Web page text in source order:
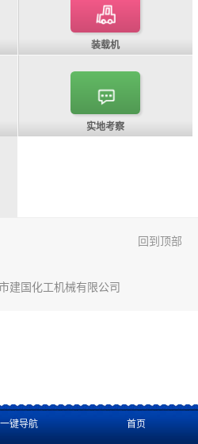
装载机
实地考察
一键导航 首页
回到顶部
建国化工机械有限公司